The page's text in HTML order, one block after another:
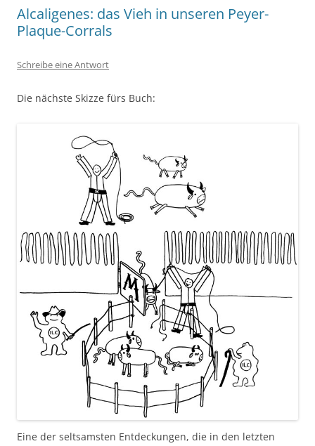
Alcaligenes: das Vieh in unseren Peyer-
Plaque-Corrals
Schreibe eine Antwort
Die nächste Skizze fürs Buch:
Eine der seltsamsten Entdeckungen, die in den letzten